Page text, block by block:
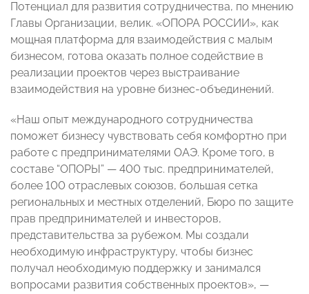
Потенциал для развития сотрудничества, по мнению
Главы Организации, велик. «ОПОРА РОССИИ», как
мощная платформа для взаимодействия с малым
бизнесом, готова оказать полное содействие в
реализации проектов через выстраивание
взаимодействия на уровне бизнес-объединений.
«Наш опыт международного сотрудничества
поможет бизнесу чувствовать себя комфортно при
работе с предпринимателями ОАЭ. Кроме того, в
составе “ОПОРЫ” — 400 тыс. предпринимателей,
более 100 отраслевых союзов, большая сетка
региональных и местных отделений, Бюро по защите
прав предпринимателей и инвесторов,
представительства за рубежом. Мы создали
необходимую инфраструктуру, чтобы бизнес
получал необходимую поддержку и занимался
вопросами развития собственных проектов», —